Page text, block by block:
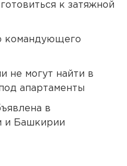
к затяжной
командующего
не могут найти в
апартаменты
в
и Башкирии